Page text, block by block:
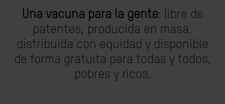
Una vacuna para la gente: libre de
patentes, producida en masa,
distribuida con equidad y disponible
de forma gratuita para todas y todos,
pobres y ricos.